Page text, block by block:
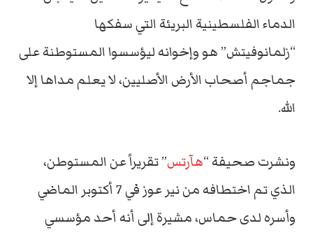
الدماء الفلسطينية البريئة التي سفكها
“زلمانوفيتش” هو وإخوانه ليؤسسوا المستوطنة على
جماجم أصحاب الأرض الأصليين، لا يعلم مداها إلا
الله.
ونشرت صحيفة “هآرتس” تقريراً عن المستوطن،
الذي تم اختطافه من نير عوز في 7 أكتوبر الماضي
وأسره لدى حماس، مشيرة إلى أنه أحد مؤسسي